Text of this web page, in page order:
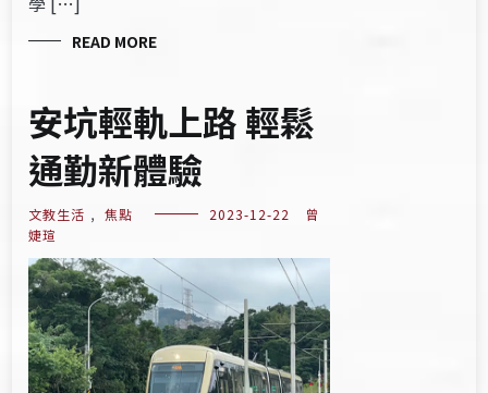
READ MORE
安坑輕軌上路 輕鬆
通勤新體驗
文教生活 , 焦點 2023-12-22
曾
婕瑄